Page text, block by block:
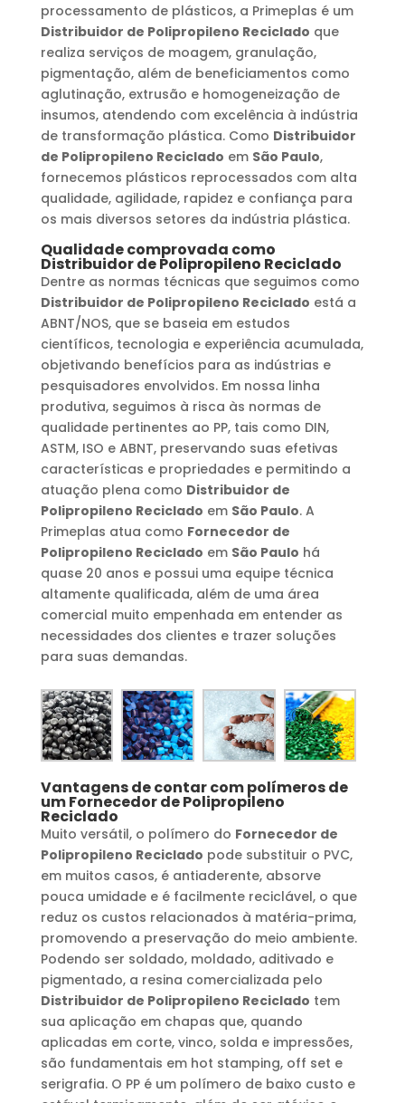
processamento de plásticos, a Primeplas é um
Distribuidor de Polipropileno Reciclado que
realiza serviços de moagem, granulação,
pigmentação, além de beneficiamentos como
aglutinação, extrusão e homogeneização de
insumos, atendendo com excelência à indústria
de transformação plástica. Como Distribuidor
de Polipropileno Reciclado em São Paulo,
fornecemos plásticos reprocessados com alta
qualidade, agilidade, rapidez e confiança para
os mais diversos setores da indústria plástica.
Qualidade comprovada como
Distribuidor de Polipropileno Reciclado
Dentre as normas técnicas que seguimos como
Distribuidor de Polipropileno Reciclado está a
ABNT/NOS, que se baseia em estudos
científicos, tecnologia e experiência acumulada,
objetivando benefícios para as indústrias e
pesquisadores envolvidos. Em nossa linha
produtiva, seguimos à risca às normas de
qualidade pertinentes ao PP, tais como DIN,
ASTM, ISO e ABNT, preservando suas efetivas
características e propriedades e permitindo a
atuação plena como Distribuidor de
Polipropileno Reciclado em São Paulo. A
Primeplas atua como Fornecedor de
Polipropileno Reciclado em São Paulo há
quase 20 anos e possui uma equipe técnica
altamente qualificada, além de uma área
comercial muito empenhada em entender as
necessidades dos clientes e trazer soluções
para suas demandas.
Vantagens de contar com polímeros de
umFornecedor de Polipropileno
Reciclado
Muito versátil, o polímero do Fornecedor de
Polipropileno Reciclado pode substituir o PVC,
em muitos casos, é antiaderente, absorve
pouca umidade e é facilmente reciclável, o que
reduz os custos relacionados à matéria-prima,
promovendo a preservação do meio ambiente.
Podendo ser soldado, moldado, aditivado e
pigmentado, a resina comercializada pelo
Distribuidor de Polipropileno Reciclado tem
sua aplicação em chapas que, quando
aplicadas em corte, vinco, solda e impressões,
são fundamentais em hot stamping, off set e
serigrafia. O PP é um polímero de baixo custo e